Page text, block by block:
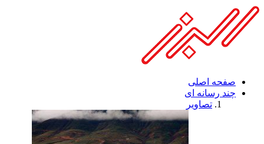
فصد
خون
شرق
طراحی
صفحه اصلی
چند رسانه ای
تصاویر